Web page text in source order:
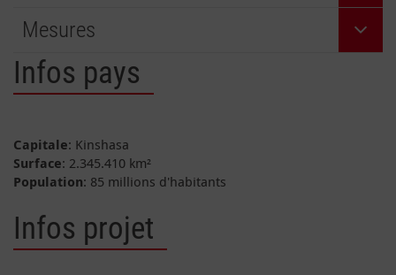
Mesures
Infos pays
Capitale: Kinshasa
Surface: 2.345.410 km²
Population: 85 millions d'habitants
Infos projet